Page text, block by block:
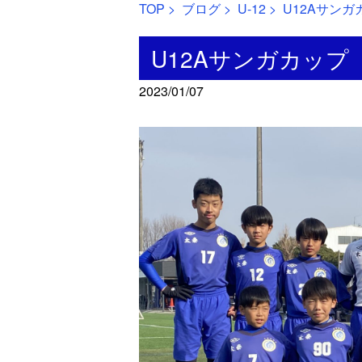
TOP > ブログ > U-12 > U12Aサンガ
U12Aサンガカップ
2023/01/07